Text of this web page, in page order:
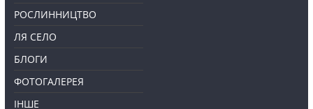
РОСЛИННИЦТВО
ЛЯ СЕЛО
БЛОГИ
ФОТОГАЛЕРЕЯ
ІНШЕ